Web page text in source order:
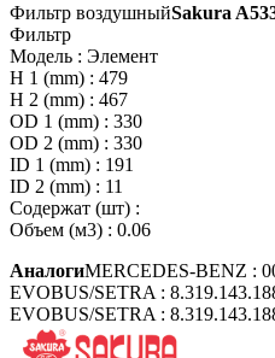
Фильтр воздушныйSakura
Фильтр
Модель : Элемент
H 1 (mm) : 479
H 2 (mm) : 467
OD 1 (mm) : 330
OD 2 (mm) : 330
ID 1 (mm) : 191
ID 2 (mm) : 11
Содержат (шт) :
Объем (м3) : 0.06
АналогиMERCEDES-BENZ :
EVOBUS/SETRA :
EVOBUS/SETRA :